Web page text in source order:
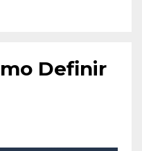
Definir